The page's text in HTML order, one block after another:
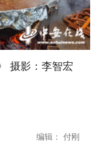
摄影：李智宏
编辑： 付刚